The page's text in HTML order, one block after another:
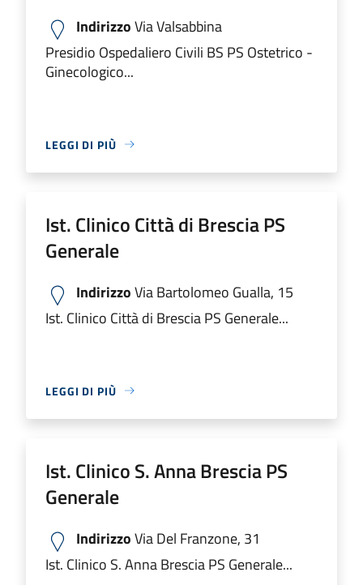
IndirizzoVia Valsabbina
Presidio Ospedaliero Civili BS PS Ostetrico -
Ginecologico...
LEGGI DI PIÙ
Ist. Clinico Città di Brescia PS
Generale
IndirizzoVia Bartolomeo Gualla, 15
Ist. Clinico Città di Brescia PS Generale...
LEGGI DI PIÙ
Ist. Clinico S. Anna Brescia PS
Generale
IndirizzoVia Del Franzone, 31
Ist. Clinico S. Anna Brescia PS Generale...